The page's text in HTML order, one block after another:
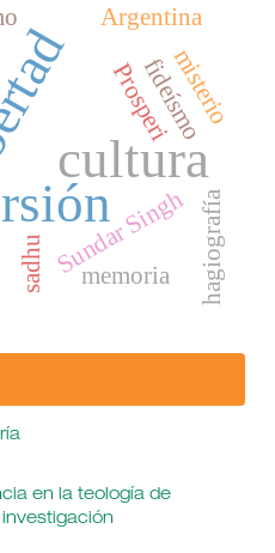
cultura
Sundar Singh
Prosperi
hagiografía
sadhu
fideísmo
memoria
misterio
Argentina
en la teología de